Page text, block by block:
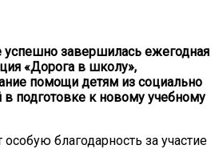
завершилась ежегодная
«Дорога в школу»,
помощи детям из социально
подготовке к новому учебному
благодарность за участие